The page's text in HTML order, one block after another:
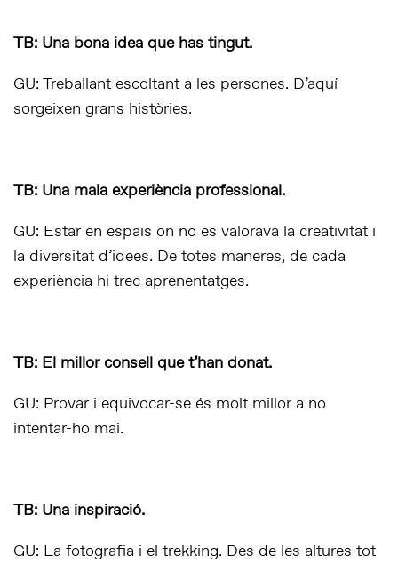
TB: Una bona idea que has tingut.
GU: Treballant escoltant a les persones. D’aquí
sorgeixen grans històries.
TB: Una mala experiència professional.
GU: Estar en espais on no es valorava la creativitat i
la diversitat d’idees. De totes maneres, de cada
experiència hi trec aprenentatges.
TB: El millor consell que t’han donat.
GU: Provar i equivocar-se és molt millor a no
intentar-ho mai.
TB: Una inspiració.
GU: La fotografia i el trekking. Des de les altures tot